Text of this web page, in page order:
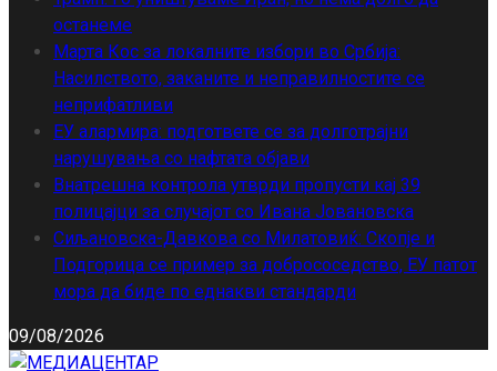
останеме
Марта Кос за локалните избори во Србија:
Насилството, заканите и неправилностите се
неприфатливи
ЕУ алармира: подгответе се за долготрајни
нарушувања со нафтата објави
Внатрешна контрола утврди пропусти кај 39
полицајци за случајот со Ивана Јовановска
Сиљановска-Давкова со Милатовиќ: Скопје и
Подгорица се пример за добрососедство, ЕУ патот
мора да биде по еднакви стандарди
09/08/2026